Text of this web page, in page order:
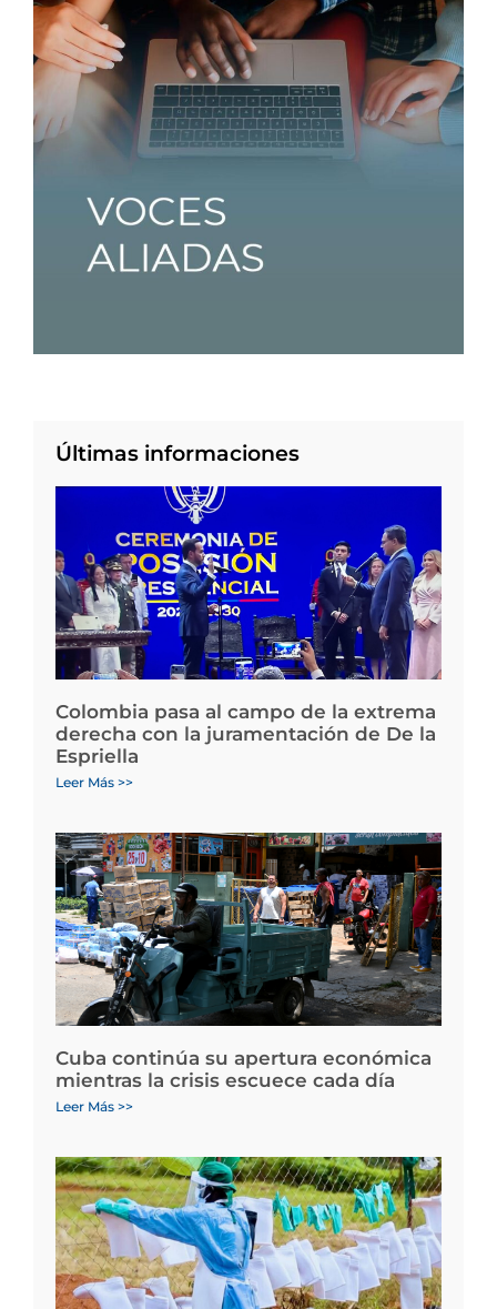
Últimas informaciones
Colombia pasa al campo de la extrema
derecha con la juramentación de De la
Espriella
Leer Más >>
Cuba continúa su apertura económica
mientras la crisis escuece cada día
Leer Más >>